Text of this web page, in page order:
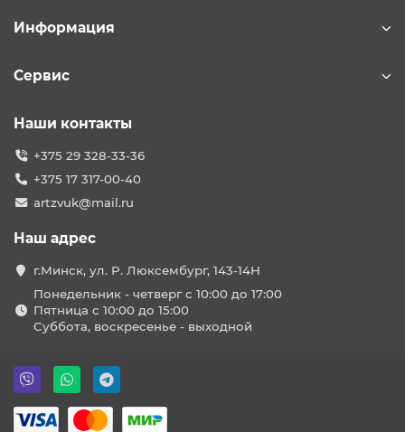
Информация
Сервис
Наши контакты
+375 29 328-33-36
+375 17 317-00-40
artzvuk@mail.ru
Наш адрес
г.Минск, ул. Р. Люксембург, 143-14Н
Понедельник - четверг с 10:00 до 17:00
Пятница с 10:00 до 15:00
Суббота, воскресенье - выходной